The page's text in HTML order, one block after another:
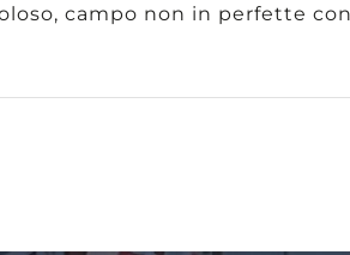
campo non in perfette